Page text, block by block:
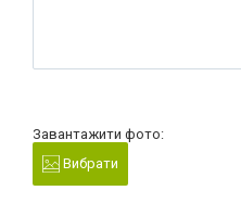
Завантажити фото:
Вибрати